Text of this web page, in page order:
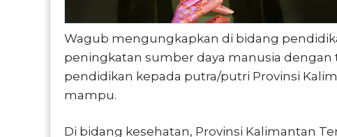
Wagub mengungkapkan di bidang
peningkatan sumber daya manusia
pendidikan kepada putra/putri Provinsi
mampu.
Di bidang kesehatan, Provinsi Kalimantan